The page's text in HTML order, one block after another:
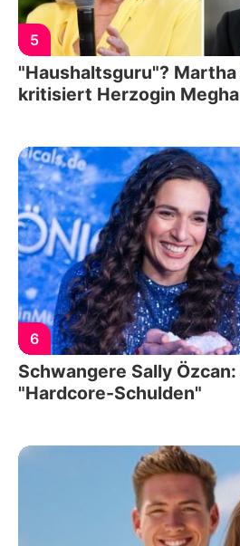
5
"Haushaltsguru"?
kritisiert Herzogin
6
Schwangere Sally
"Hardcore-Schulden"